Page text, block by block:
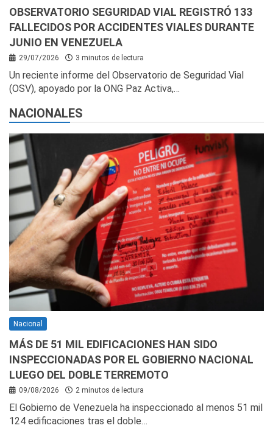
OBSERVATORIO SEGURIDAD VIAL REGISTRÓ 133
FALLECIDOS POR ACCIDENTES VIALES DURANTE
JUNIO EN VENEZUELA
29/07/2026 3 minutos de lectura
Un reciente informe del Observatorio de Seguridad Vial
(OSV), apoyado por la ONG Paz Activa,…
NACIONALES
Nacional
MÁS DE 51 MIL EDIFICACIONES HAN SIDO
INSPECCIONADAS POR EL GOBIERNO NACIONAL
LUEGO DEL DOBLE TERREMOTO
09/08/2026 2 minutos de lectura
El Gobierno de Venezuela ha inspeccionado al menos 51 mil
124 edificaciones tras el doble…